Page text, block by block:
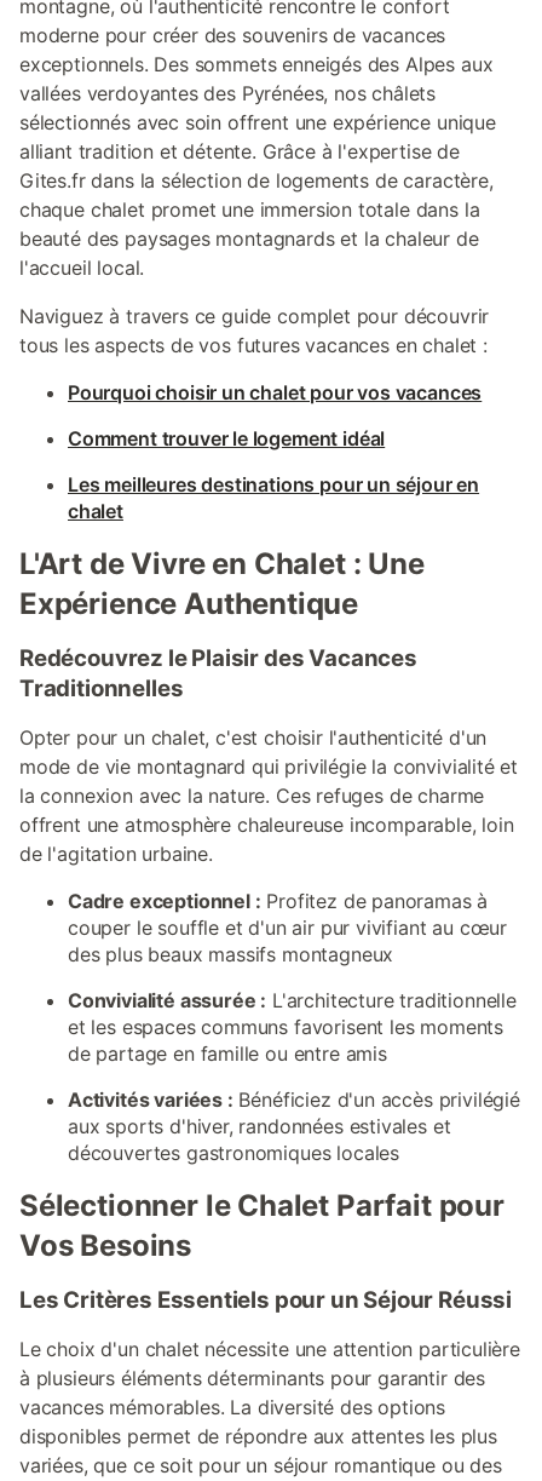
lavabo. 1er étage : Spacieux séjour
aménagé jusqu'au pignon (40 m²) avec
poêle suédois, coin salon, table de repas,
cuisine séparée par un comptoir (four).
WC séparé. Depuis le séjour, escalier
menant à la galerie ouverte avec 4
matelas individuels (forte pente de toit). -
--------------------------------------- La
taxe de séjour est à payer sur place.
Frais de service : 10 €/personne (facturés
lors de la réservation). Nettoyage final :
130 € (facturé lors de la réservation). La
taxe de séjour est à payer sur place. Le
propriétaire fournit le linge de lit : 15
CHF/personne. Prestations supplémenta
accessibles en
snowboard et ski
région un paradis
sports d'hiver. Pour
sécurité, nous vous
pneus hiver et des
pendant la saison
alpages et les
de sentiers de
cycliste, tandis que
explorations.
proximité Après
une authentique
montagne, où l'authenticité rencontre le confort
moderne pour créer des souvenirs de vacances
exceptionnels. Des sommets enneigés des Alpes aux
vallées verdoyantes des Pyrénées, nos châlets
sélectionnés avec soin offrent une expérience unique
alliant tradition et détente. Grâce à l'expertise de
Gites.fr dans la sélection de logements de caractère,
chaque chalet promet une immersion totale dans la
beauté des paysages montagnards et la chaleur de
l'accueil local.
Naviguez à travers ce guide complet pour découvrir
tous les aspects de vos futures vacances en chalet :
Pourquoi choisir un chalet pour vos vacances
Comment trouver le logement idéal
Les meilleures destinations pour un séjour en
chalet
L'Art de Vivre en Chalet : Une
Expérience Authentique
Redécouvrez le Plaisir des Vacances
Traditionnelles
Opter pour un chalet, c'est choisir l'authenticité d'un
mode de vie montagnard qui privilégie la convivialité et
la connexion avec la nature. Ces refuges de charme
offrent une atmosphère chaleureuse incomparable, loin
de l'agitation urbaine.
Cadre exceptionnel : Profitez de panoramas à
couper le souffle et d'un air pur vivifiant au cœur
des plus beaux massifs montagneux
Convivialité assurée : L'architecture traditionnelle
et les espaces communs favorisent les moments
de partage en famille ou entre amis
Activités variées : Bénéficiez d'un accès privilégié
aux sports d'hiver, randonnées estivales et
découvertes gastronomiques locales
Sélectionner le Chalet Parfait pour
Vos Besoins
Les Critères Essentiels pour un Séjour Réussi
Le choix d'un chalet nécessite une attention particulière
à plusieurs éléments déterminants pour garantir des
vacances mémorables. La diversité des options
disponibles permet de répondre aux attentes les plus
variées, que ce soit pour un séjour romantique ou des